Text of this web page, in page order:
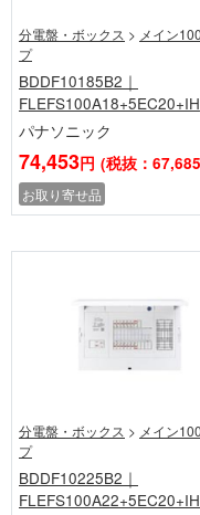
分電盤・ボックス > メイン
プ
BDDF10185B2｜
FLEFS100A18+5EC20+IH
パナソニック
74,453円 (税抜：
お取り寄せ品
分電盤・ボックス > メイン
プ
BDDF10225B2｜
FLEFS100A22+5EC20+IH